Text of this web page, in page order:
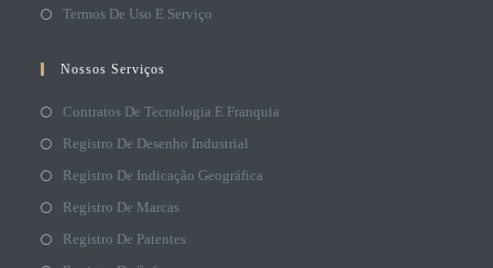
Termos De Uso E Serviço
Nossos Serviços
Contratos De Tecnologia E Franquia
Registro De Desenho Industrial
Registro De Indicação Geográfica
Registro De Marcas
Registro De Patentes